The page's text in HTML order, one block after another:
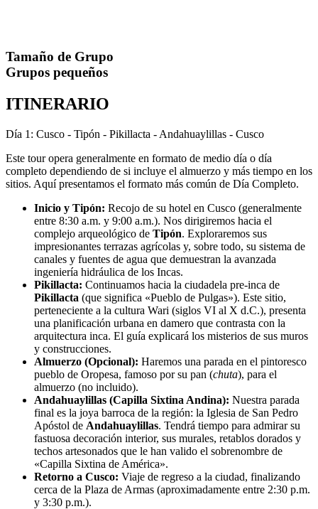
Tamaño de Grupo
Grupos pequeños
ITINERARIO
Día 1: Cusco - Tipón - Pikillacta - Andahuaylillas - Cusco
Este tour opera generalmente en formato de medio día o día
completo dependiendo de si incluye el almuerzo y más tiempo en los
sitios. Aquí presentamos el formato más común de Día Completo.
Inicio y Tipón: Recojo de su hotel en Cusco (generalmente
entre 8:30 a.m. y 9:00 a.m.). Nos dirigiremos hacia el
complejo arqueológico de Tipón. Exploraremos sus
impresionantes terrazas agrícolas y, sobre todo, su sistema de
canales y fuentes de agua que demuestran la avanzada
ingeniería hidráulica de los Incas.
Pikillacta: Continuamos hacia la ciudadela pre-inca de
Pikillacta (que significa «Pueblo de Pulgas»). Este sitio,
perteneciente a la cultura Wari (siglos VI al X d.C.), presenta
una planificación urbana en damero que contrasta con la
arquitectura inca. El guía explicará los misterios de sus muros
y construcciones.
Almuerzo (Opcional): Haremos una parada en el pintoresco
pueblo de Oropesa, famoso por su pan (chuta), para el
almuerzo (no incluido).
Andahuaylillas (Capilla Sixtina Andina): Nuestra parada
final es la joya barroca de la región: la Iglesia de San Pedro
Apóstol de Andahuaylillas. Tendrá tiempo para admirar su
fastuosa decoración interior, sus murales, retablos dorados y
techos artesonados que le han valido el sobrenombre de
«Capilla Sixtina de América».
Retorno a Cusco: Viaje de regreso a la ciudad, finalizando
cerca de la Plaza de Armas (aproximadamente entre 2:30 p.m.
y 3:30 p.m.).